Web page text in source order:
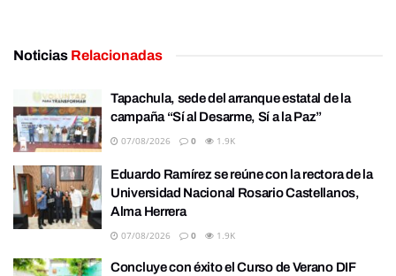
Noticias Relacionadas
Tapachula, sede del arranque estatal de la
campaña “Sí al Desarme, Sí a la Paz”
07/08/2026 0 1.9K
Eduardo Ramírez se reúne con la rectora de la
Universidad Nacional Rosario Castellanos,
Alma Herrera
07/08/2026 0 1.9K
Concluye con éxito el Curso de Verano DIF